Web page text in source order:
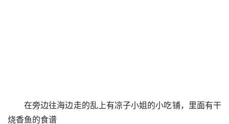
在旁边往海边走的乱上有凉子小姐的小吃铺，里面有干
烧香鱼的食谱